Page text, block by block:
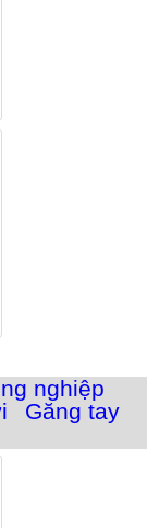
nghiệp
Găng tay